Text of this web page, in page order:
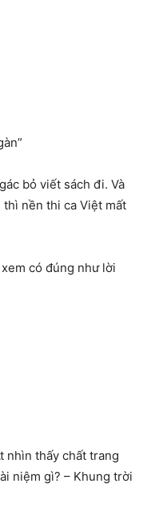
bỏ viết sách đi. Và
nền thi ca Việt mất
có đúng như lời
nhìn thấy chất trang
niệm gì? – Khung trời